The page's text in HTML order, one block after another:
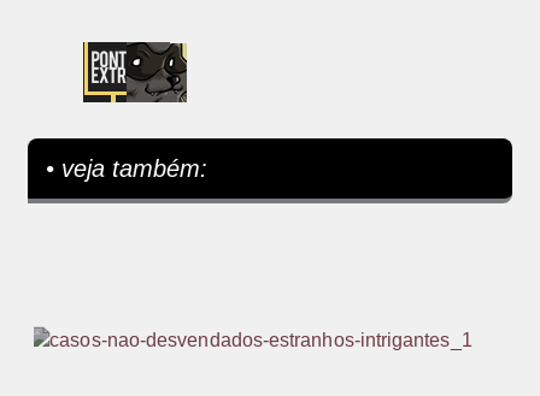
• veja também: